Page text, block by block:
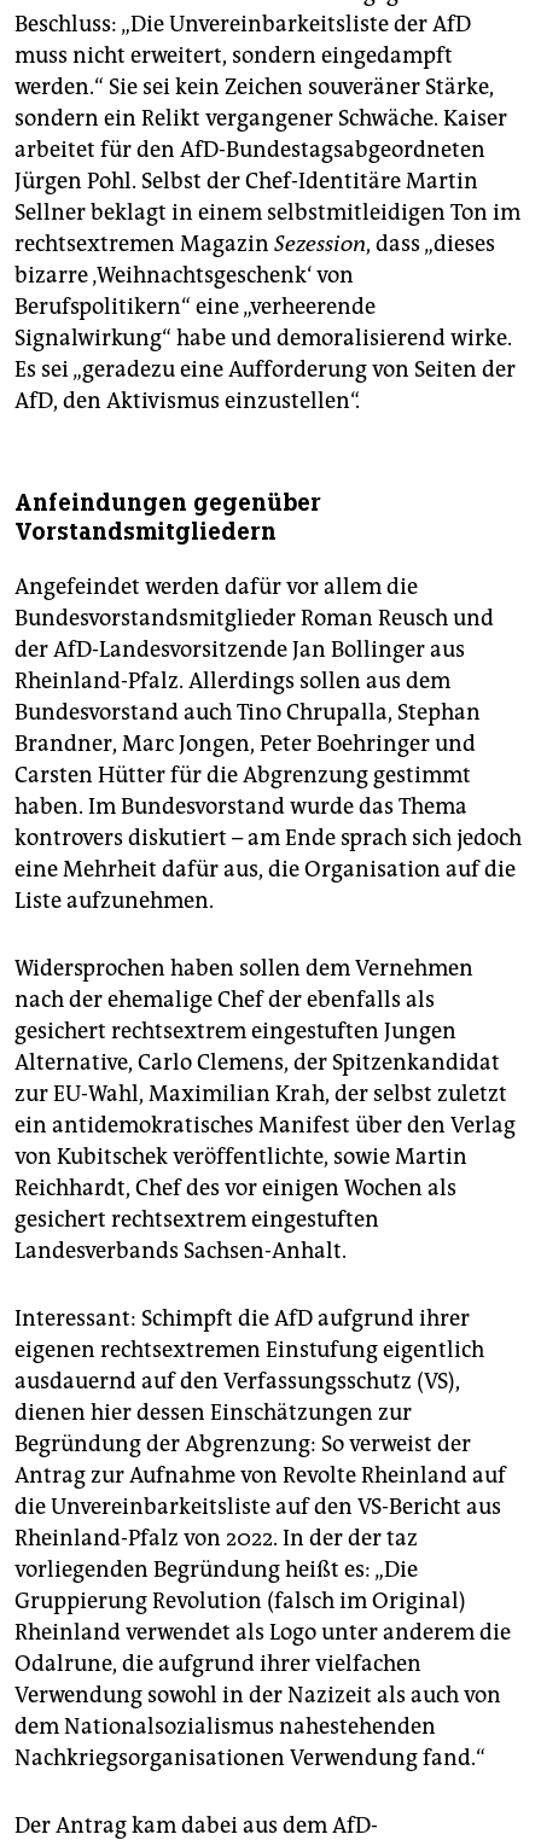
Beschluss: „Die Unvereinbarkeitsliste der AfD
muss nicht erweitert, sondern eingedampft
werden.“ Sie sei kein Zeichen souveräner Stärke,
sondern ein Relikt vergangener Schwäche. Kaiser
arbeitet für den AfD-Bundestagsabgeordneten
Jürgen Pohl. Selbst der Chef-Identitäre Martin
Sellner beklagt in einem selbstmitleidigen Ton im
rechtsextremen Magazin Sezession, dass „dieses
bizarre ‚Weihnachtsgeschenk‘ von
Berufspolitikern“ eine „verheerende
Signalwirkung“ habe und demoralisierend wirke.
Es sei „geradezu eine Aufforderung von Seiten der
AfD, den Aktivismus einzustellen“.
Anfeindungen gegenüber
Vorstandsmitgliedern
Angefeindet werden dafür vor allem die
Bundesvorstandsmitglieder Roman Reusch und
der AfD-Landesvorsitzende Jan Bollinger aus
Rheinland-Pfalz. Allerdings sollen aus dem
Bundesvorstand auch Tino Chrupalla, Stephan
Brandner, Marc Jongen, Peter Boehringer und
Carsten Hütter für die Abgrenzung gestimmt
haben. Im Bundesvorstand wurde das Thema
kontrovers diskutiert – am Ende sprach sich jedoch
eine Mehrheit dafür aus, die Organisation auf die
Liste aufzunehmen.
Widersprochen haben sollen dem Vernehmen
nach der ehemalige Chef der ebenfalls als
gesichert rechtsextrem eingestuften Jungen
Alternative, Carlo Clemens, der Spitzenkandidat
zur EU-Wahl, Maximilian Krah, der selbst zuletzt
ein antidemokratisches Manifest über den Verlag
von Kubitschek veröffentlichte, sowie Martin
Reichhardt, Chef des vor einigen Wochen als
gesichert rechtsextrem eingestuften
Landesverbands Sachsen-Anhalt.
Interessant: Schimpft die AfD aufgrund ihrer
eigenen rechtsextremen Einstufung eigentlich
ausdauernd auf den Verfassungsschutz (VS),
dienen hier dessen Einschätzungen zur
Begründung der Abgrenzung: So verweist der
Antrag zur Aufnahme von Revolte Rheinland auf
die Unvereinbarkeitsliste auf den VS-Bericht aus
Rheinland-Pfalz von 2022. In der der taz
vorliegenden Begründung heißt es: „Die
Gruppierung Revolution (falsch im Original)
Rheinland verwendet als Logo unter anderem die
Odalrune, die aufgrund ihrer vielfachen
Verwendung sowohl in der Nazizeit als auch von
dem Nationalsozialismus nahestehenden
Nachkriegsorganisationen Verwendung fand.“
Der Antrag kam dabei aus dem AfD-